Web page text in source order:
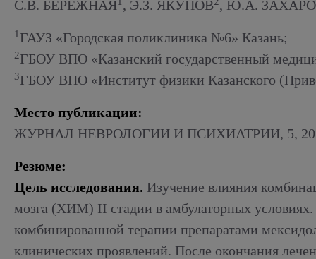
С.В. БЕРЕЖНАЯ , Э.З. ЯКУПОВ , Ю.А.
1 ГАУЗ «Городская поликлиника №6» Казань;
2ГБОУ ВПО «Казанский государственный
3ГБОУ ВПО «Институт физики Казанского
Место публикации:
ЖУРНАЛ НЕВРОЛОГИИ И ПСИХИАТРИИ, 5,
Резюме:
Цель исследования. Изучение влияния
мозга (ХИМ) II стадии в амбулаторных условиях.
комбинированной терапии препаратами
клинических проявлений. После окончания